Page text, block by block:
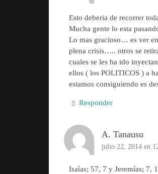
Esto deberia de recorrer
Mucha gente lo esta
Lo mas gracioso… es ver
plena crisis….. otros se
cuales se les ha ido
ellos ( los POLITICOS ) a
estamos consiguiendo es
Responder
A. Tanausu
julio 22, 2014 en
Isaías; 57, 7 y Jeremías; 7,